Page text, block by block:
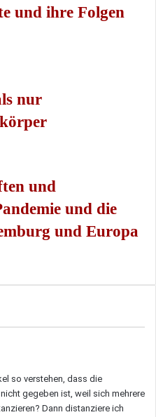
und ihre Folgen
nur
und
und die
und Europa
so verstehen, dass die
gegeben ist, weil sich mehrere
Dann distanziere ich